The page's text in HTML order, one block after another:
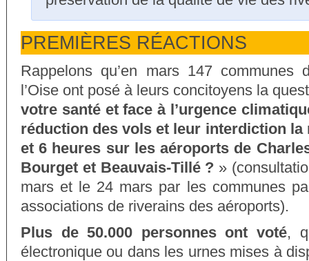
PREMIÈRES RÉACTIONS
Rappelons qu’en mars 147 communes
l’Oise ont posé à leurs concitoyens la
votre santé et face à l’urgence
réduction des vols et leur interdiction la
et 6 heures sur les aéroports de
Bourget et Beauvais-Tillé ? »
mars et le 24 mars par les communes
associations de riverains des aéroports).
Plus de 50.000 personnes ont voté,
électronique ou dans les urnes mises à